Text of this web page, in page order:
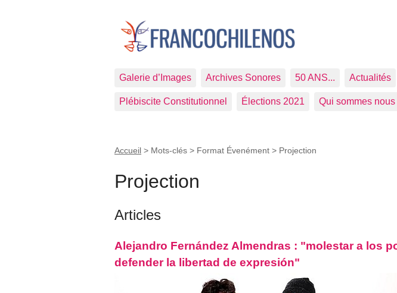
Galerie d’Images Archives Sonores 50 ANS... Actualités
Plébiscite Constitutionnel Élections 2021 Qui sommes nous
Accueil > Mots-clés > Format Évenément > Projection
Projection
Articles
Alejandro Fernández Almendras : "molestar a los
defender la libertad de expresión"